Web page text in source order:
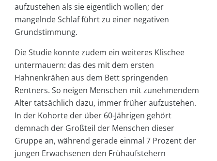
aufzustehen als sie eigentlich wollen; der
mangelnde Schlaf führt zu einer negativen
Grundstimmung.
Die Studie konnte zudem ein weiteres Klischee
untermauern: das des mit dem ersten
Hahnenkrähen aus dem Bett springenden
Rentners. So neigen Menschen mit zunehmendem
Alter tatsächlich dazu, immer früher aufzustehen.
In der Kohorte der über 60-Jährigen gehört
demnach der Großteil der Menschen dieser
Gruppe an, während gerade einmal 7 Prozent der
jungen Erwachsenen den Frühaufstehern